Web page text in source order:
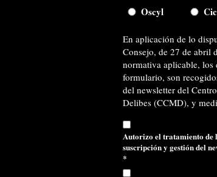
Oscyl
En aplicación de lo
Consejo, de 27 de abril
normativa aplicable, los
formulario, son
del newsletter del
Delibes (CCMD), y
Autorizo el tratamiento de
suscripción y gestión del
*